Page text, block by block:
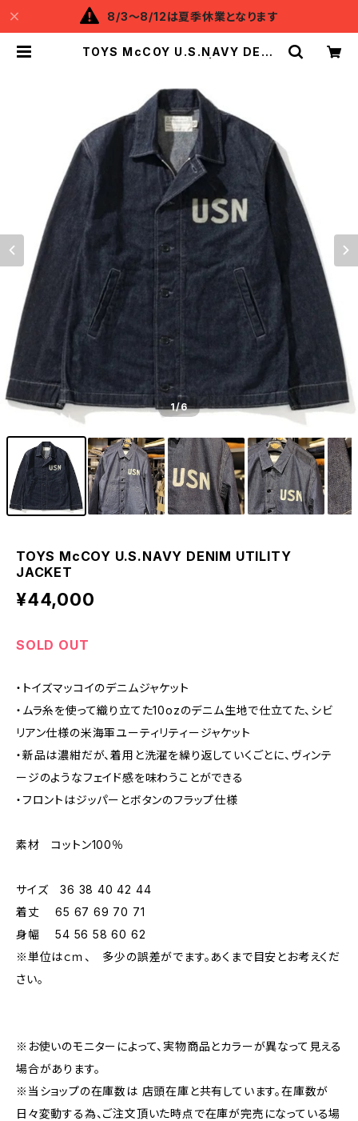
8/3～8/12は夏季休業となります
TOYS McCOY U.S.NAVY DENI
1/6
TOYS McCOY U.S.NAVY DENIM UTILITY
JACKET
¥44,000
SOLD OUT
・トイズマッコイのデニムジャケット
・ムラ糸を使って織り立てた10ozのデニム生地で仕立てた、シビ
リアン仕様の米海軍ユーティリティージャケット
・新品は濃紺だが、着用と洗濯を繰り返していくごとに、ヴィンテ
ージのようなフェイド感を味わうことができる
・フロントはジッパーとボタンのフラップ仕様
素材 コットン100％
サイズ 36 38 40 42 44
着丈 65 67 69 70 71
身幅 54 56 58 60 62
※単位はｃｍ、 多少の誤差がでます。あくまで目安とお考えくだ
さい。
※お使いのモニターによって、実物商品とカラーが異なって見える
場合があります。
※当ショップの在庫数は 店頭在庫と共有しています。在庫数が
日々変動する為、ご注文頂いた時点で在庫が完売になっている場